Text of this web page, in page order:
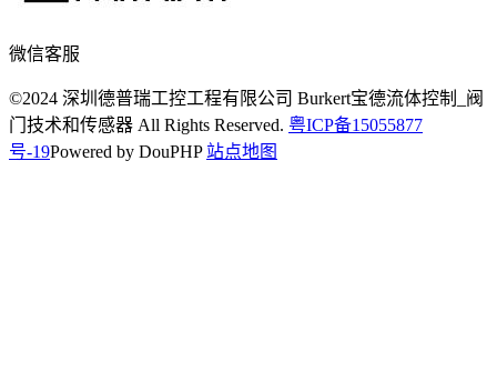
微信客服
©2024 深圳德普瑞工控工程有限公司 Burkert宝德流体控制_阀
门技术和传感器 All Rights Reserved. 粤ICP备15055877
号-19Powered by DouPHP 站点地图